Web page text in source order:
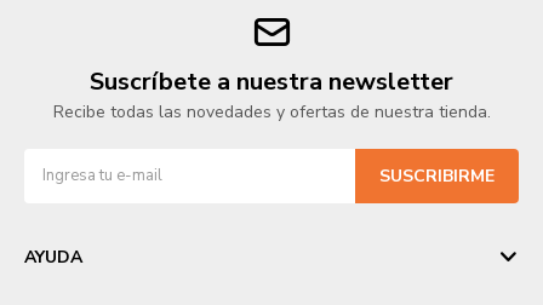
Suscríbete a nuestra newsletter
Recibe todas las novedades y ofertas de nuestra tienda.
SUSCRIBIRME
AYUDA